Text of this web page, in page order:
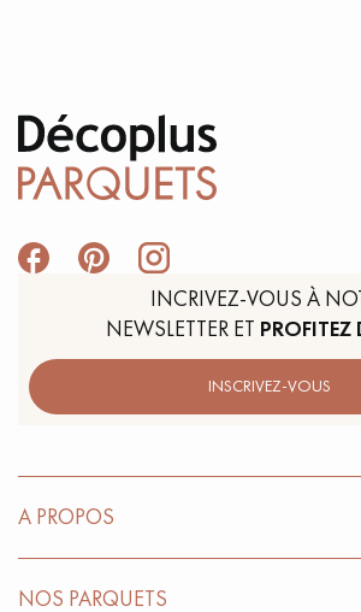
INCRIVEZ-VOUS À
NEWSLETTER ET PROFITEZ
INSCRIVEZ-VOUS
A PROPOS
NOS PARQUETS